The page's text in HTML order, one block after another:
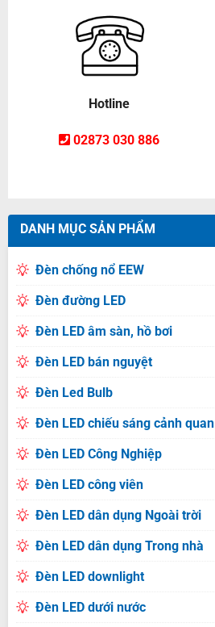
Hotline
02873 030 886
DANH MỤC SẢN PHẨM
Đèn chống nổ EEW
Đèn đường LED
Đèn LED âm sàn, hồ bơi
Đèn LED bán nguyệt
Đèn Led Bulb
Đèn LED chiếu sáng cảnh quan
Đèn LED Công Nghiệp
Đèn LED công viên
Đèn LED dân dụng Ngoài trời
Đèn LED dân dụng Trong nhà
Đèn LED downlight
Đèn LED dưới nước